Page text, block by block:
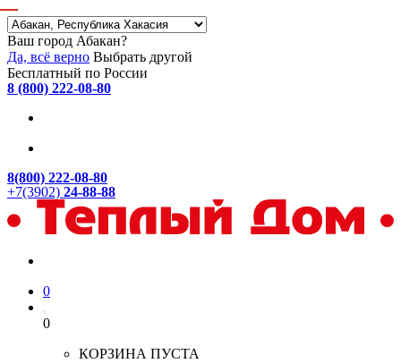
Ваш город Абакан?
Да, всё верно Выбрать другой
Бесплатный по России
8 (800) 222-08-80
8(800) 222-08-80
+7(3902) 24-88-88
0
0
КОРЗИНА ПУСТА